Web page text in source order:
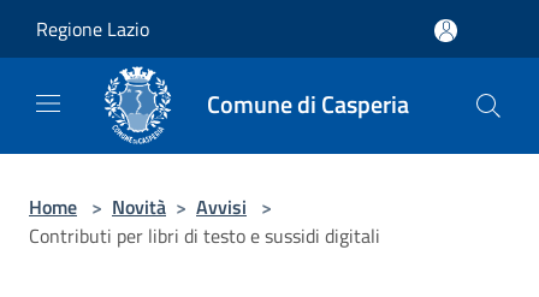
Regione Lazio
Comune di Casperia
Home > Novità > Avvisi >
Contributi per libri di testo e sussidi digitali